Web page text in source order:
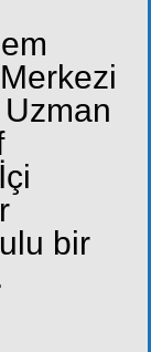
Uzman
bir